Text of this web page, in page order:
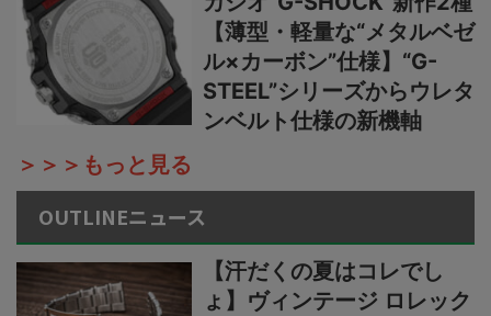
【薄型・軽量な“メタルベゼ
ル×カーボン”仕様】“G-
STEEL”シリーズからウレタ
ンベルト仕様の新機軸
＞＞＞もっと見る
OUTLINEニュース
【汗だくの夏はコレでし
ょ】ヴィンテージ ロレック